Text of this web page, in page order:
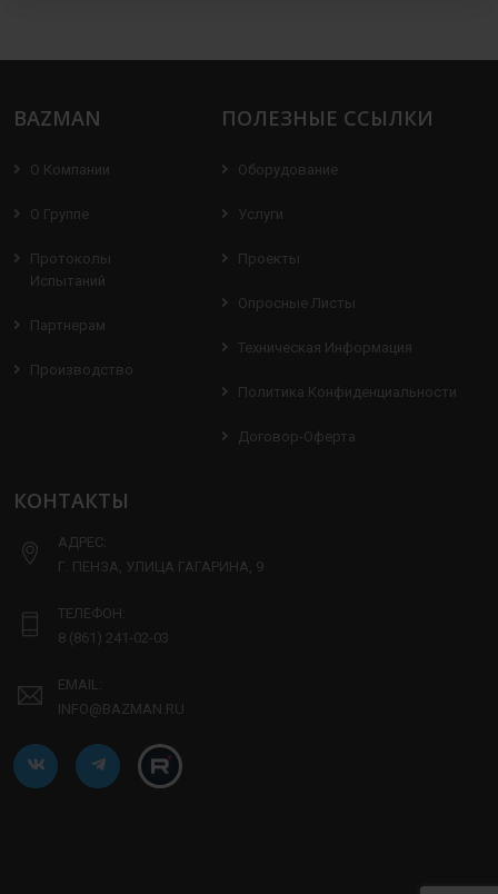
BAZMAN
О Компании
О Группе
Протоколы
Испытаний
Партнерам
Производство
ПОЛЕЗНЫЕ ССЫЛКИ
Оборудование
Услуги
Проекты
Опросные Листы
Техническая Информация
Политика Конфиденциальности
Договор-Оферта
КОНТАКТЫ
АДРЕС:
Г. ПЕНЗА, УЛИЦА ГАГАРИНА, 9
ТЕЛЕФОН:
8 (861) 241-02-03
EMAIL:
INFO@BAZMAN.RU